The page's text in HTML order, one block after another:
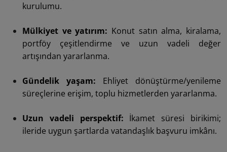
kurulumu.
Mülkiyet ve yatırım: Konut satın alma, kiralama,
portföy çeşitlendirme ve uzun vadeli değer
artışından yararlanma.
Gündelik yaşam: Ehliyet dönüştürme/yenileme
süreçlerine erişim, toplu hizmetlerden yararlanma.
Uzun vadeli perspektif: İkamet süresi birikimi;
ileride uygun şartlarda vatandaşlık başvuru imkânı.